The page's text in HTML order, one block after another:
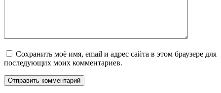
Сохранить моё имя, email и адрес сайта в этом браузере для
последующих моих комментариев.